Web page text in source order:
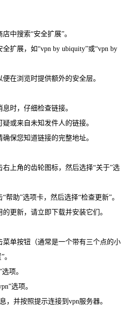
中搜索“安全扩展”。
扩展，如“vpn by ubiquity”或“vpn by
在浏览时提供额外的安全层。
时，仔细检查链接。
或来自未知发件人的链接。
保您知道链接的完整地址。
上角的齿轮图标，然后选择“关于”选
帮助”选项卡，然后选择“检查更新”。
更新，请立即下载并安装它们。
菜单按钮（通常是一个带有三个点的小
。
项。
选项。
，并按照提示连接到vpn服务器。